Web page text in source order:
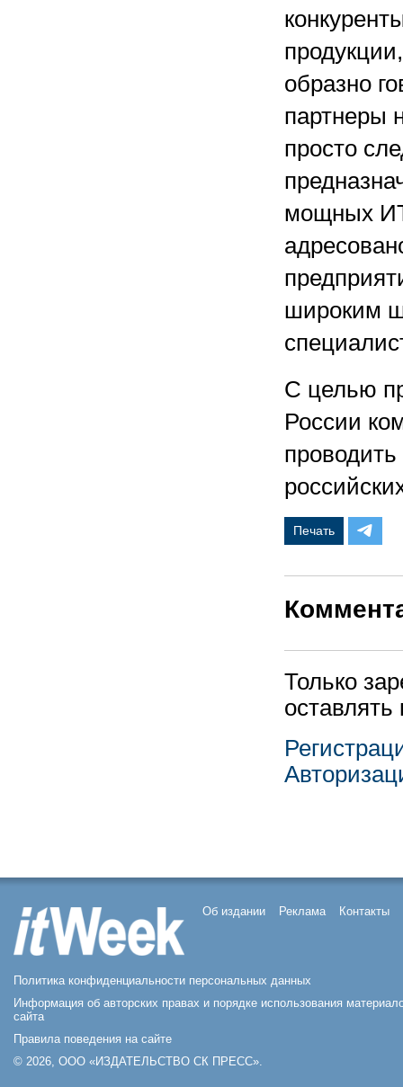
образно
партнеры
просто
мощных
широким
С целью
России
Печать
Только
Об издании Реклама Контакты
Политика конфиденциальности персональных данных
Информация об авторских правах и порядке использования
сайта
Правила поведения на сайте
© 2026, ООО «ИЗДАТЕЛЬСТВО СК ПРЕСС».